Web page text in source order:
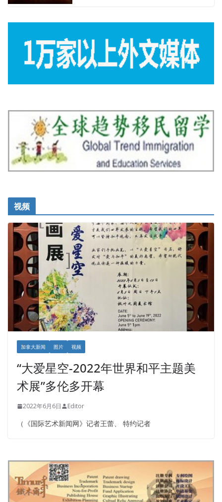
视频
加拿大新闻 图片 视频
“大爱星空-2022年世界和平主题美
术展”多伦多开幕
2022年6月6日 Editor
（《国际艺术新闻网》记者王蕾、 特约记者